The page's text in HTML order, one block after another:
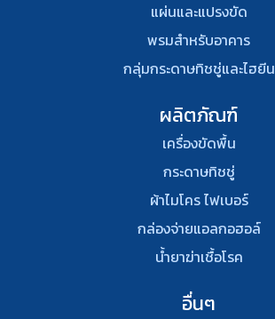
แผ่นและแปรงขัด
พรมสําหรับอาคาร
กลุ่มกระดาษทิชชู่และไฮยีน
ผลิตภัณฑ์
เครื่องขัดพื้น
กระดาษทิชชู่
ผ้าไมโคร ไฟเบอร์
กล่องจ่ายแอลกอฮอล์
น้ำยาฆ่าเชื้อโรค
อื่นๆ